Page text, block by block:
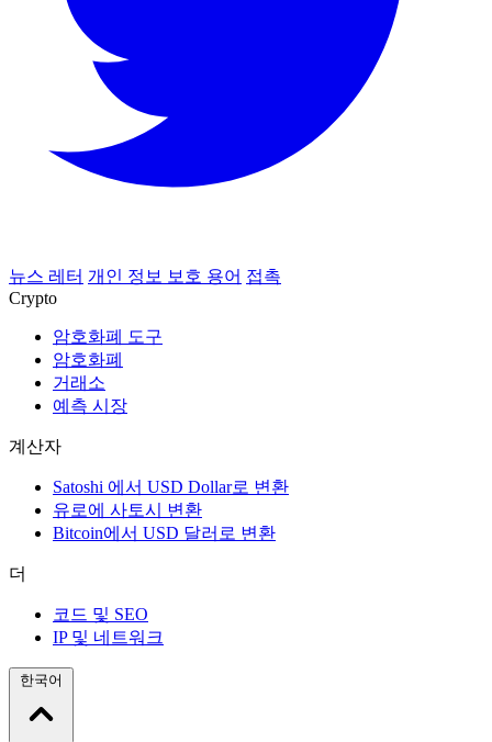
뉴스 레터 개인 정보 보호 용어 접촉
Crypto
암호화폐 도구
암호화폐
거래소
예측 시장
계산자
Satoshi 에서 USD Dollar로 변환
유로에 사토시 변환
Bitcoin에서 USD 달러로 변환
더
코드 및 SEO
IP 및 네트워크